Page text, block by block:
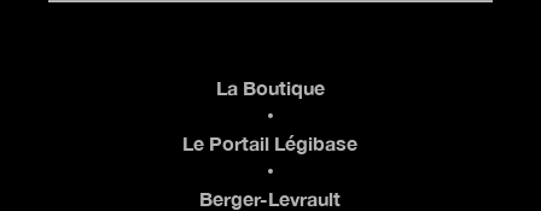
Pied de page
La Boutique
Le Portail Légibase
Berger-Levrault